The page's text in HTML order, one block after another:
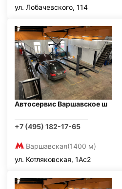
ул. Лобачевского, 114
Автосервис Варшавское ш
+7 (495) 182-17-65
Варшавская(1400 м)
ул. Котляковская, 1Ас2